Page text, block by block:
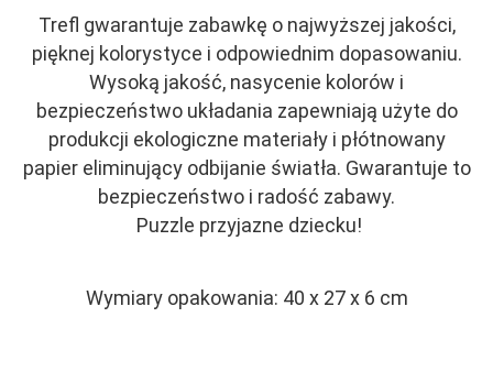
Trefl gwarantuje zabawkę o najwyższej jakości,
pięknej kolorystyce i odpowiednim dopasowaniu.
Wysoką jakość, nasycenie kolorów i
bezpieczeństwo układania zapewniają użyte do
produkcji ekologiczne materiały i płótnowany
papier eliminujący odbijanie światła. Gwarantuje to
bezpieczeństwo i radość zabawy.
Puzzle przyjazne dziecku!
Wymiary opakowania: 40 x 27 x 6 cm